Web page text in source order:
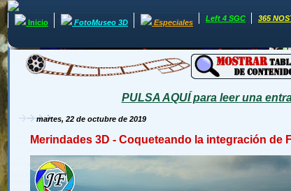
Inicio FotoMuseo 3D Especiales Left 4 SGC 365
PULSA AQUÍ para leer una
martes, 22 de octubre de 2019
Merindades 3D - Coqueteando la integración de